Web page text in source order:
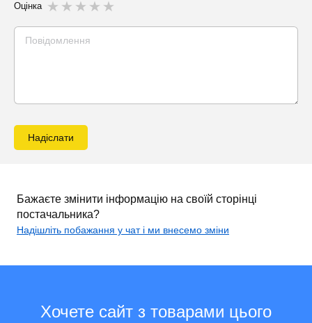
Оцінка
Надіслати
Бажаєте змінити інформацію на своїй сторінці
постачальника?
Надішліть побажання у чат і ми внесемо зміни
Хочете сайт з товарами цього